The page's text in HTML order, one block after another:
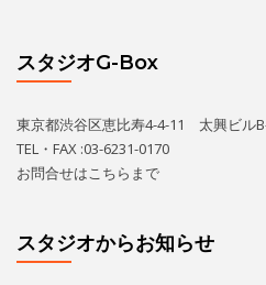
スタジオG-Box
東京都渋谷区恵比寿4-4-11 太興ビル
TEL・FAX :03-6231-0170
お問合せはこちら まで
スタジオからお知らせ